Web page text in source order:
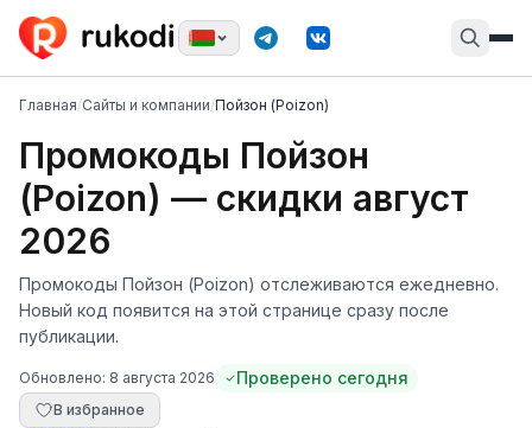
Главная/Сайты и компании/Пойзон (Poizon)
Промокоды Пойзон
(Poizon) — скидки август
2026
Промокоды Пойзон (Poizon) отслеживаются ежедневно.
Новый код появится на этой странице сразу после
публикации.
Обновлено: 8 августа 2026 Проверено сегодня
В избранное